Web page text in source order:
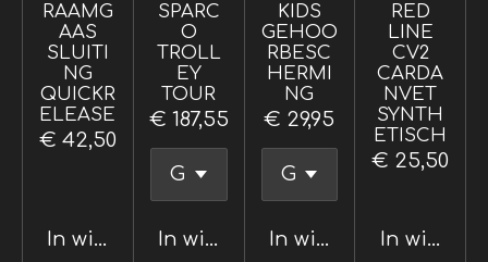
RAAMG
AAS
SLUITI
NG
QUICKR
ELEASE
€ 42,50
In winkelwagen
SPARC
O
TROLL
EY
TOUR
€ 187,55
In winkelwagen
KIDS
GEHOO
RBESC
HERMI
NG
€ 29,95
In winkelwagen
RED
LINE
CV2
CARDA
NVET
SYNTH
ETISCH
€ 25,50
In